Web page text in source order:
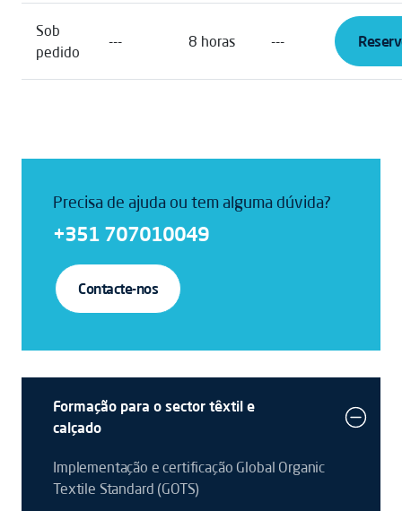
Sob
pedido
--- 8 horas ---
Precisa de ajuda ou tem alguma dúvida?
+351 707010049
Contacte-nos
Formação para o sector têxtil e
calçado
Implementação e certificação Global Organic
Textile Standard (GOTS)